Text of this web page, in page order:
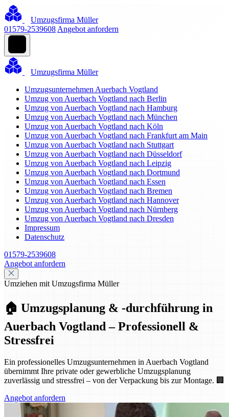
Umzugsfirma Müller
01579-2539608 Angebot anfordern
Umzugsfirma Müller
Umzugsunternehmen Auerbach Vogtland
Umzug von Auerbach Vogtland nach Berlin
Umzug von Auerbach Vogtland nach Hamburg
Umzug von Auerbach Vogtland nach München
Umzug von Auerbach Vogtland nach Köln
Umzug von Auerbach Vogtland nach Frankfurt am Main
Umzug von Auerbach Vogtland nach Stuttgart
Umzug von Auerbach Vogtland nach Düsseldorf
Umzug von Auerbach Vogtland nach Leipzig
Umzug von Auerbach Vogtland nach Dortmund
Umzug von Auerbach Vogtland nach Essen
Umzug von Auerbach Vogtland nach Bremen
Umzug von Auerbach Vogtland nach Hannover
Umzug von Auerbach Vogtland nach Nürnberg
Umzug von Auerbach Vogtland nach Dresden
Impressum
Datenschutz
01579-2539608
Angebot anfordern
Umziehen mit Umzugsfirma Müller
🏠 Umzugsplanung & -durchführung in
Auerbach Vogtland – Professionell &
Stressfrei
Ein professionelles Umzugsunternehmen in Auerbach Vogtland
übernimmt Ihre private oder gewerbliche Umzugsplanung
zuverlässig und stressfrei – von der Verpackung bis zur Montage. 🏢
Angebot anfordern